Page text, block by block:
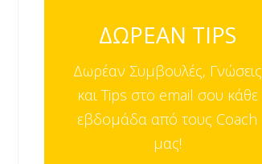
ΔΩΡΕΑΝ TIPS
Δωρέαν Συμβουλές, Γνώσεις
και Tips στο email σου κάθε
εβδομάδα από τους Coach
μας!